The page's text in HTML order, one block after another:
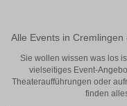
Alle Events in
Sie wollen wissen was los
vielseitiges Event-
Theateraufführungen oder
finden